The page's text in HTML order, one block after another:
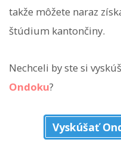
takže môžete naraz
štúdium kantončiny.
Nechceli by ste si
Ondoku?
Vyskúšať